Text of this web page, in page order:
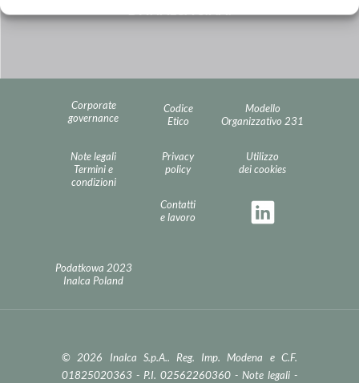
DI INALCA S.P.A.
Corporate
governance
Codice
Etico
Modello
Organizzativo 231
Note legali
Termini e
condizioni
Privacy
policy
Utilizzo
dei cookies
Contatti
e lavoro
Podatkowa 2023
Inalca Poland
© 2026 Inalca S.p.A.. Reg. Imp. Modena e C.F.
01825020363 - P.I. 02562260360 - Note legali-